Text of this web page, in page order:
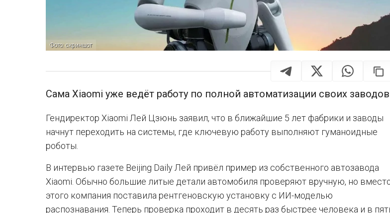
Фото: скриншот
Сама Xiaomi уже ведёт работу по полной автоматизации своих заводов
Гендиректор Xiaomi Лей Цзюнь заявил, что в ближайшие 5 лет фабрики и заводы
начнут переходить на системы, где ключевую работу выполняют гуманоидные
роботы.
В интервью газете Beijing Daily Лей привёл пример из собственного автозавода
Xiaomi. Обычно большие литые детали автомобиля проверяют вручную, но
этого компания поставила рентгеновскую установку с ИИ-моделью
распознавания. Теперь проверка проходит в десять раз быстрее человека и в